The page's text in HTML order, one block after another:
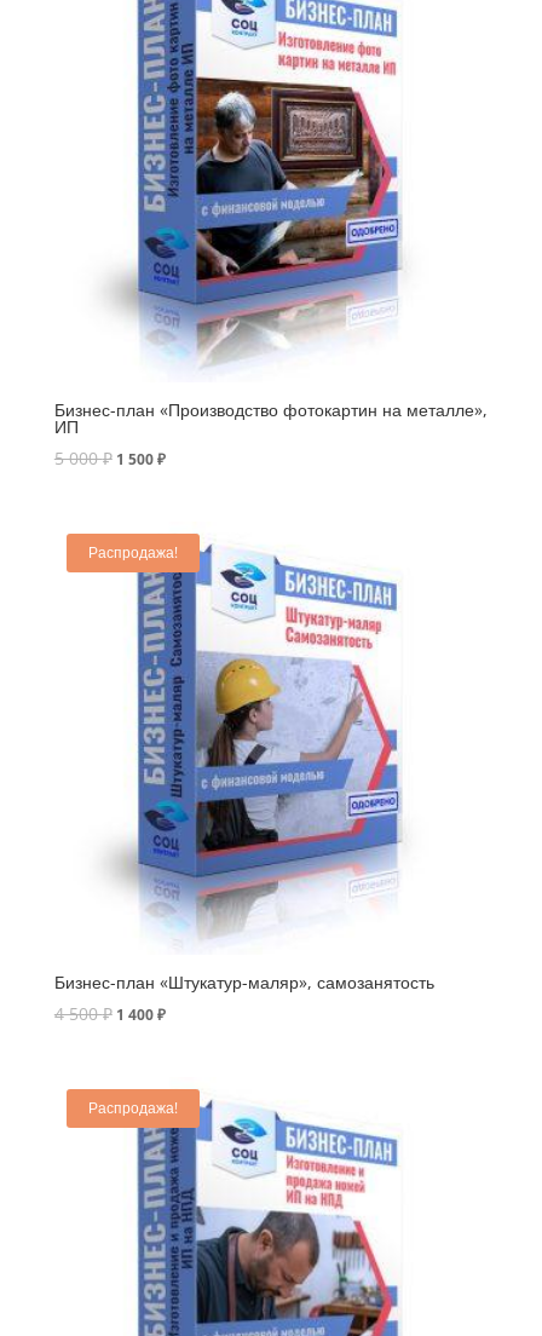
Бизнес-план «Производство фотокартин на металле»,
ИП
5 000₽ 1 500₽
Распродажа!
Бизнес-план «Штукатур-маляр», самозанятость
4 500₽ 1 400₽
Распродажа!